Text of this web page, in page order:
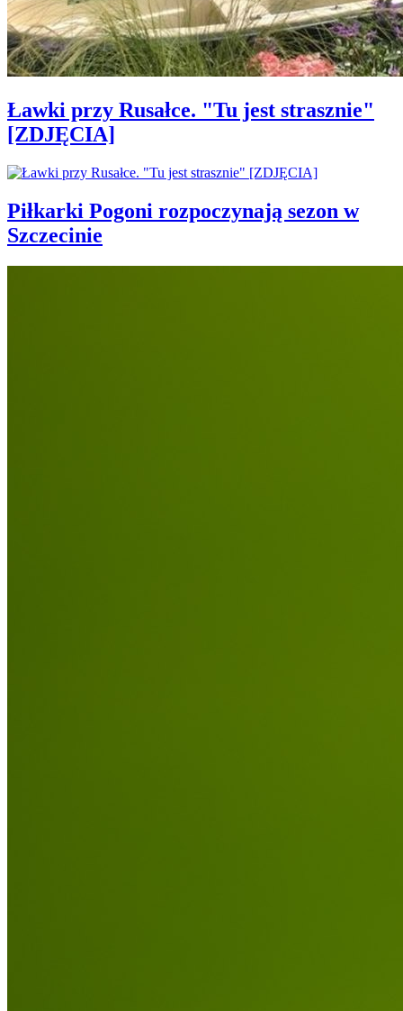
Ławki przy Rusałce. "Tu jest strasznie"
[ZDJĘCIA]
Piłkarki Pogoni rozpoczynają sezon w
Szczecinie